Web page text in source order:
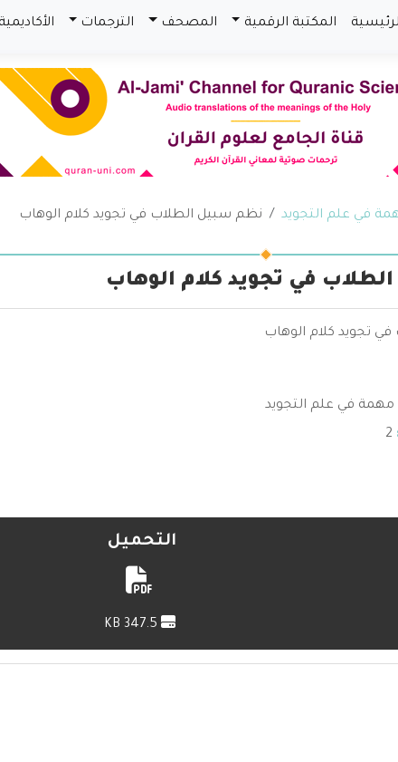
المكتبة الرقمية المصحف الترجمات الأكاديمية
في علم التجويد نظم سبيل الطلاب في تجويد كلام الوهاب
في تجويد كلام الوهاب
تجويد كلام الوهاب
في علم التجويد
2
التحميل